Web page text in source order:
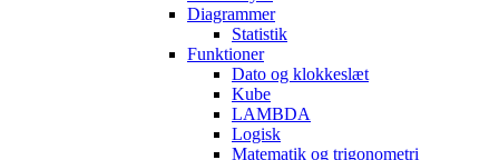
Diagrammer
Statistik
Funktioner
Dato og klokkeslæt
Kube
LAMBDA
Logisk
Matematik og trigonometri